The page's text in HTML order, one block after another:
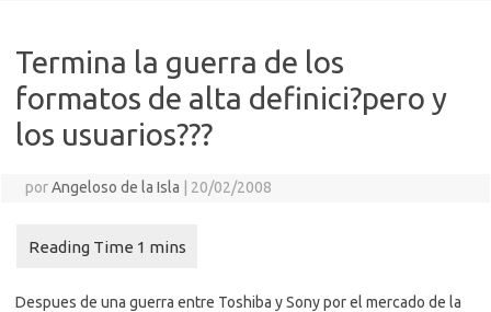
Termina la guerra de los
formatos de alta definici?pero y
los usuarios???
porAngeloso de la Isla 20/02/2008
Despues de una guerra entre Toshiba y Sony por el mercado de la